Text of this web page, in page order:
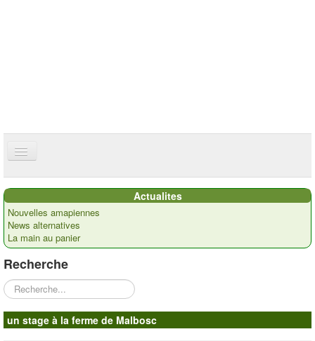
Accueil
Présentation
Actualités
Nos paysans
Commandes
Contacts
Actualites
Nouvelles amapiennes
News alternatives
La main au panier
Recherche
Rechercher
un stage à la ferme de Malbosc